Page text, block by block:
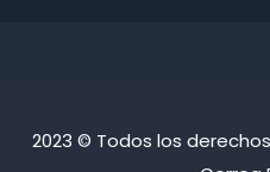
2023 © Todos los